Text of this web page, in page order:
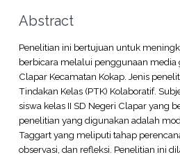
Abstract
Penelitian ini bertujuan untuk
berbicara melalui penggunaan media
Clapar Kecamatan Kokap. Jenis
Tindakan Kelas (PTK) Kolaboratif.
siswa kelas II SD Negeri Clapar yang
penelitian yang digunakan adalah
Taggart yang meliputi tahap
observasi, dan refleksi. Penelitian ini